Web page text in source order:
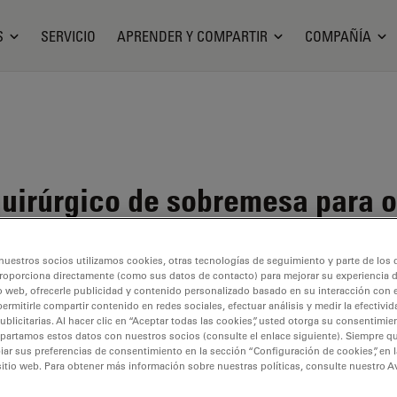
SERVICIO APRENDER Y COMPARTIR COMPAÑÍA
de sobremesa para
Póngase en contacto con nosotros para obtener
socios utilizamos cookies, otras tecnologías de seguimiento y parte de los
directamente (como sus datos de contacto) para mejorar su experiencia
web, ofrecerle publicidad y contenido personalizado basado en su interacción con
compartir contenido en redes sociales, efectuar análisis y medir la
Al hacer clic en “Aceptar todas las cookies”, usted otorga su
estos datos con nuestros socios (consulte el enlace siguiente). Siempre
sus preferencias de consentimiento en la sección “Configuración de cookies”, en
web. Para obtener más información sobre nuestras políticas, consulte nuestro